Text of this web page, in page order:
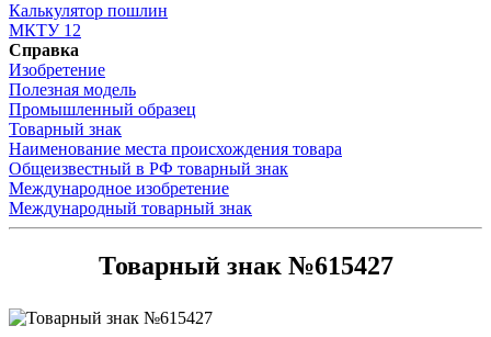
Калькулятор пошлин
МКТУ 12
Справка
Изобретение
Полезная модель
Промышленный образец
Товарный знак
Наименование места происхождения товара
Общеизвестный в РФ товарный знак
Международное изобретение
Международный товарный знак
Товарный знак №615427